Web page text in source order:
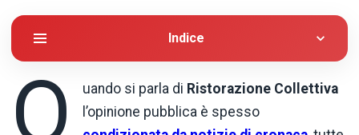
Indice
Q uando si parla di Ristorazione Collettiva
l’opinione pubblica è spesso